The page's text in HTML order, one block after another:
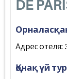
DE
Адрес отеля:
Қонақ үй